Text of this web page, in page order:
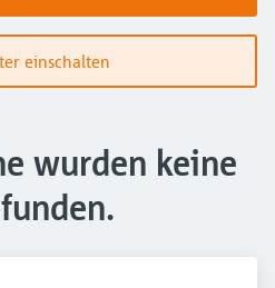
einschalten
wurden keine